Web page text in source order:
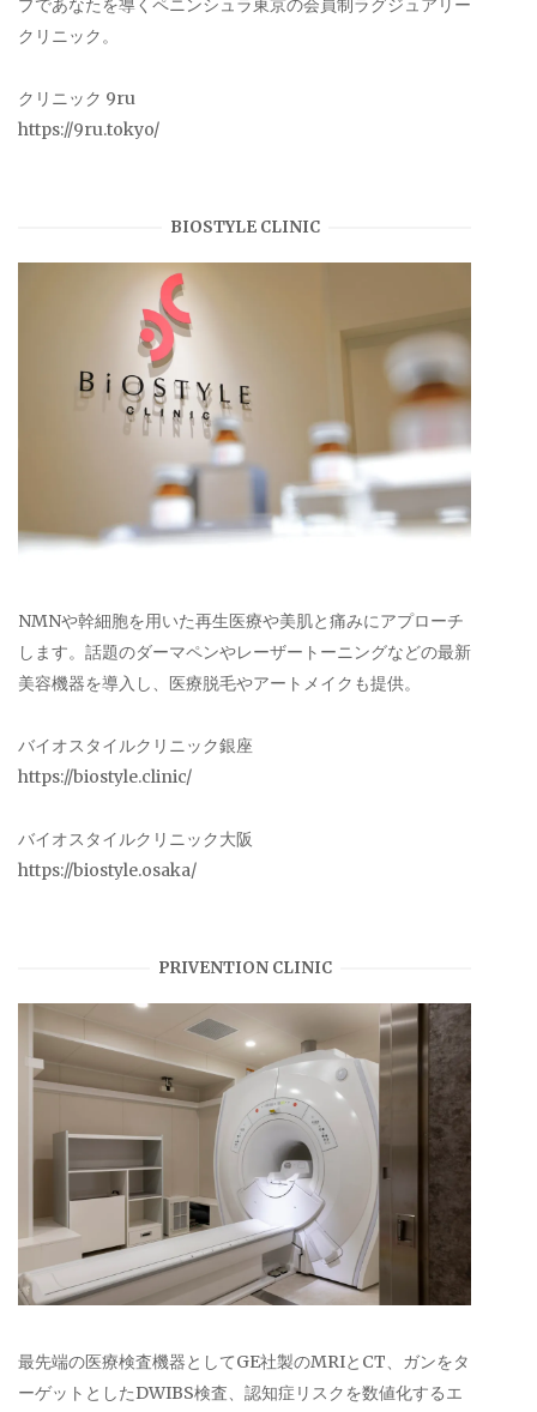
プであなたを導くペニンシュラ東京の会員制ラグジュアリー
クリニック。
クリニック 9ru
https://9ru.tokyo/
BIOSTYLE CLINIC
NMNや幹細胞を用いた再生医療や美肌と痛みにアプローチ
します。話題のダーマペンやレーザートーニングなどの最新
美容機器を導入し、医療脱毛やアートメイクも提供。
バイオスタイルクリニック銀座
https://biostyle.clinic/
バイオスタイルクリニック大阪
https://biostyle.osaka/
PRIVENTION CLINIC
最先端の医療検査機器としてGE社製のMRIとCT、ガンをタ
ーゲットとしたDWIBS検査、認知症リスクを数値化するエ